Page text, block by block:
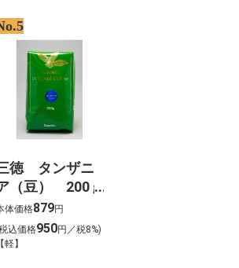
%D0%BF%D1%80%D0%B8
徳 タンザニ
（豆） 200ｇ
体価格879円
込価格950円／税8%)
【軽】